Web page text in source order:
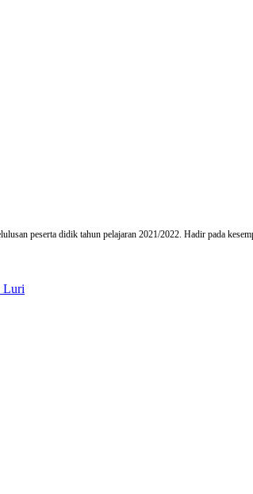
peserta didik tahun pelajaran 2021/2022. Hadir pada
Luri